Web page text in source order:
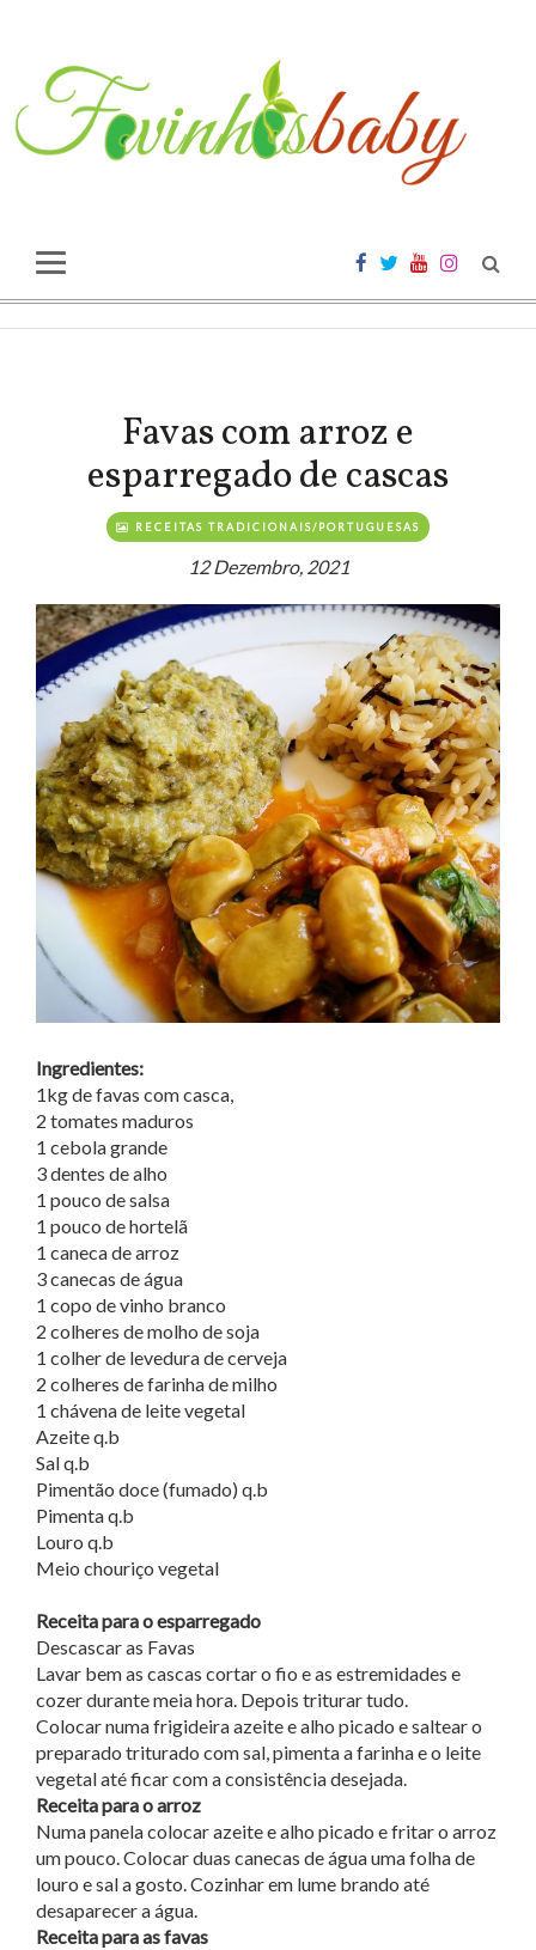
Favas com arroz e
esparregado de cascas
RECEITAS TRADICIONAIS/PORTUGUESAS
12 Dezembro, 2021
Ingredientes:
1kg de favas com casca,
2 tomates maduros
1 cebola grande
3 dentes de alho
1 pouco de salsa
1 pouco de hortelã
1 caneca de arroz
3 canecas de água
1 copo de vinho branco
2 colheres de molho de soja
1 colher de levedura de cerveja
2 colheres de farinha de milho
1 chávena de leite vegetal
Azeite q.b
Sal q.b
Pimentão doce (fumado) q.b
Pimenta q.b
Louro q.b
Meio chouriço vegetal
Receita para o esparregado
Descascar as Favas
Lavar bem as cascas cortar o fio e as estremidades e
cozer durante meia hora. Depois triturar tudo.
Colocar numa frigideira azeite e alho picado e saltear o
preparado triturado com sal, pimenta a farinha e o leite
vegetal até ficar com a consistência desejada.
Receita para o arroz
Numa panela colocar azeite e alho picado e fritar o arroz
um pouco. Colocar duas canecas de água uma folha de
louro e sal a gosto. Cozinhar em lume brando até
desaparecer a água.
Receita para as favas